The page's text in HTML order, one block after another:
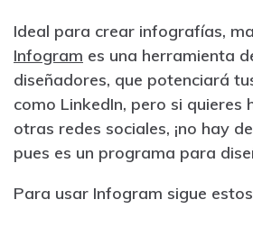
Ideal para crear infografías,
Infogram es una herramienta
diseñadores, que potenciará
como LinkedIn, pero si quieres
otras redes sociales, ¡no hay
pues es un programa para
Para usar Infogram sigue